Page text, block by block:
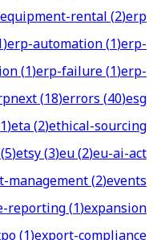
equipment-rental(2)erp
)erp-automation(1)erp-
(1)erp-failure(1)erp-
(18)errors(40)esg
1)eta(2)ethical-sourcing
5)etsy(3)eu(2)eu-ai-act
management(2)events
reporting(1)expansion